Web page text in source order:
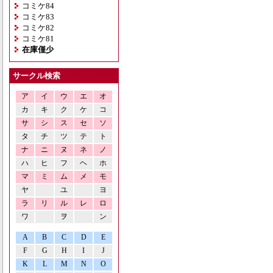
コミケ84
コミケ83
コミケ82
コミケ81
在庫僅少
サークル検索
ア イ ウ エ
オ
カ
キ ク ケ
コ
サ
シ ス セ
ソ
タ
チ ツ テ
ト
ナ
ニ ヌ ネ
ノ
ハ
ヒ フ ヘ
ホ
マ
ミ ム メ
モ
ヤ
ユ
ヨ
ラ
リ ル レ
ロ
ワ
ヲ ン
A B C D
E
F
G H I
J
K
L M N O